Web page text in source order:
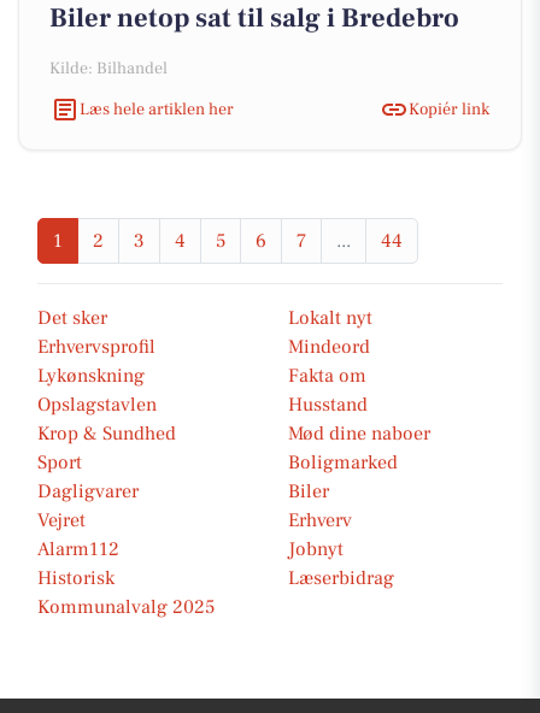
Biler netop sat til salg i Bredebro
Kilde: Bilhandel
Læs hele artiklen her
Kopiér link
1 2 3 4 5 6 7 ... 44
Det sker
Lokalt nyt
Erhvervsprofil
Mindeord
Lykønskning
Fakta om
Opslagstavlen
Husstand
Krop & Sundhed
Mød dine naboer
Sport
Boligmarked
Dagligvarer
Biler
Vejret
Erhverv
Alarm112
Jobnyt
Historisk
Læserbidrag
Kommunalvalg 2025